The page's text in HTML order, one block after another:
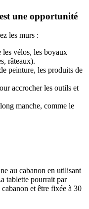
une opportunité
les murs :
les vélos, les boyaux
râteaux).
peinture, les produits de
accrocher les outils et
manche, comme le
au cabanon en utilisant
tablette pourrait par
et être fixée à 30